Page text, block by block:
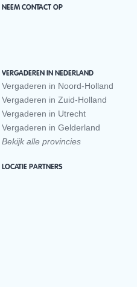
NEEM CONTACT OP
VERGADEREN IN NEDERLAND
Vergaderen in Noord-Holland
Vergaderen in Zuid-Holland
Vergaderen in Utrecht
Vergaderen in Gelderland
Bekijk alle provincies
LOCATIE PARTNERS